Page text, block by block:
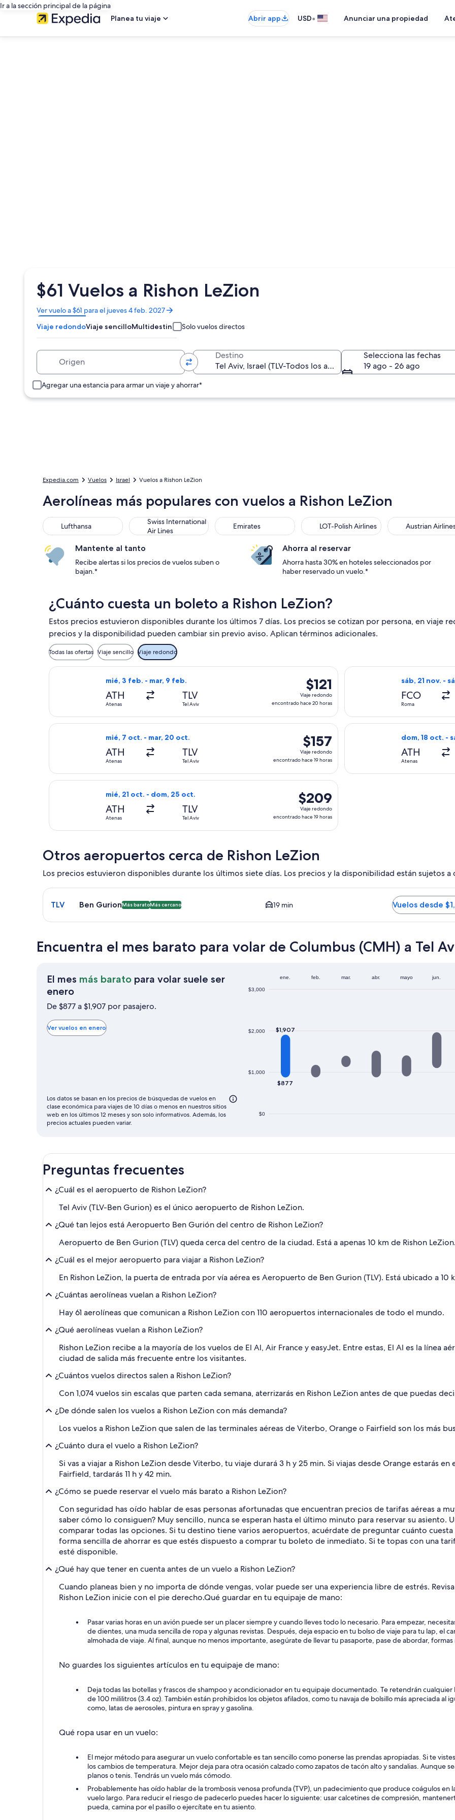
Ir a la sección principal de la página
Planea tu viaje
Abrir app USD• Anunciar una propiedad
$61 Vuelos a Rishon LeZion
Ver vuelo a $61 para el jueves 4 feb. 2027
Se
abrirá
en
una
ventana
Viaje redondoViaje sencilloMultidestino Solo vuelos directos
Destino
Selecciona las fechas
19 ago - 26 ago
Agregar una estancia para armar un viaje y ahorrar*
Expedia.com Vuelos Israel Vuelos a Rishon LeZion
Aerolíneas más populares con vuelos a Rishon LeZion
Lufthansa
Lufthansa
Swiss International
Air Lines
Swiss International Air Lines Emirates
Emirates LOT-Polish Airlines
LOT-Polish Airlines Austrian
Austrian Airlines
Mantente al tanto
Recibe alertas si los precios de vuelos suben o
bajan.*
Ahorra al reservar
Ahorra hasta 30% en hoteles seleccionados por
haber reservado un vuelo.*
¿Cuánto cuesta un boleto a Rishon LeZion?
Estos precios estuvieron disponibles durante los últimos 7 días. Los precios se cotizan por persona, en viaje
precios y la disponibilidad pueden cambiar sin previo aviso. Aplican términos adicionales.
Todas las ofertas Viaje sencillo Viaje redondo
mié, 3 feb. - mar, 9 feb.
ATH
Atenas
TLV
Tel Aviv
$121
Viaje
redondo,
encontrado
hace
20
horas
$121
Viaje redondo
encontrado hace 20 horas
Seleccionar vuelo de Aegean, con salida el mié, 3 feb. desde Atenas hacia Tel Aviv, con regreso
sáb, 21 nov. -
FCO
Roma
Seleccionar
mié, 7 oct. - mar, 20 oct.
ATH
Atenas
TLV
Tel Aviv
$157
Viaje
redondo,
encontrado
hace
19
horas
$157
Viaje redondo
encontrado hace 19 horas
Seleccionar vuelo de Arkia-Israeli Airlines, con salida el mié, 7 oct. desde Atenas hacia Tel
dom, 18 oct. -
ATH
Atenas
Seleccionar
mié, 21 oct. - dom, 25 oct.
ATH
Atenas
TLV
Tel Aviv
$209
Viaje
redondo,
encontrado
19
horas
$209
Viaje redondo
encontrado hace 19 horas
Seleccionar vuelo de Israir, con salida el mié, 21 oct. desde Atenas hacia Tel Aviv, con regreso
Otros aeropuertos cerca de Rishon LeZion
Los precios estuvieron disponibles durante los últimos siete días. Los precios y la disponibilidad están sujetos a
Seleccionar vuelo a Ben Gurion TLV. Opción más barata y cercana disponible. El tiempo promedio del trayecto
TLV Ben GurionMás baratoMás cercano 19 min Vuelos desde
Encuentra el mes barato para volar de Columbus (CMH) a Tel
El mes más barato para volar suele ser
eneroEl
mes
barato
para
De $877 a $1,907 por pasajero.
Ver vuelos en enero
$0
$1,000
$2,000
$3,000
ene. feb. mar. abr. mayo jun.
$877
$1,907
Los datos se basan en los precios de búsquedas de vuelos en
clase económica para viajes de 10 días o menos en nuestros sitios
web en los últimos 12 meses y son solo informativos. Además, los
precios actuales pueden variar.
Preguntas frecuentes
¿Cuál es el aeropuerto de Rishon LeZion?
Tel Aviv (TLV-Ben Gurion) es el único aeropuerto de Rishon LeZion.
¿Qué tan lejos está Aeropuerto Ben Gurión del centro de Rishon LeZion?
Aeropuerto de Ben Gurion (TLV) queda cerca del centro de la ciudad. Está a apenas 10 km de Rishon LeZion.
¿Cuál es el mejor aeropuerto para viajar a Rishon LeZion?
En Rishon LeZion, la puerta de entrada por vía aérea es Aeropuerto de Ben Gurion (TLV). Está ubicado a 10
¿Cuántas aerolíneas vuelan a Rishon LeZion?
Hay 61 aerolíneas que comunican a Rishon LeZion con 110 aeropuertos internacionales de todo el mundo.
¿Qué aerolíneas vuelan a Rishon LeZion?
Rishon LeZion recibe a la mayoría de los vuelos de El Al, Air France y easyJet. Entre estas, El Al es la línea
ciudad de salida más frecuente entre los visitantes.
¿Cuántos vuelos directos salen a Rishon LeZion?
Con 1,074 vuelos sin escalas que parten cada semana, aterrizarás en Rishon LeZion antes de que puedas
¿De dónde salen los vuelos a Rishon LeZion con más demanda?
Los vuelos a Rishon LeZion que salen de las terminales aéreas de Viterbo, Orange o Fairfield son los más
¿Cuánto dura el vuelo a Rishon LeZion?
Si vas a viajar a Rishon LeZion desde Viterbo, tu viaje durará 3 h y 25 min. Si viajas desde Orange estarás
Fairfield, tardarás 11 h y 42 min.
¿Cómo se puede reservar el vuelo más barato a Rishon LeZion?
Con seguridad has oído hablar de esas personas afortunadas que encuentran precios de tarifas aéreas a
saber cómo lo consiguen? Muy sencillo, nunca se esperan hasta el último minuto para reservar su asiento.
comparar todas las opciones. Si tu destino tiene varios aeropuertos, acuérdate de preguntar cuánto
forma sencilla de ahorrar es que estés dispuesto a comprar tu boleto de inmediato. Si te topas con una
esté disponible.
¿Qué hay que tener en cuenta antes de un vuelo a Rishon LeZion?
Cuando planeas bien y no importa de dónde vengas, volar puede ser una experiencia libre de estrés.
Rishon LeZion inicie con el pie derecho.Qué guardar en tu equipaje de mano:
Pasar varias horas en un avión puede ser un placer siempre y cuando lleves todo lo necesario. Para empezar,
de dientes, una muda sencilla de ropa y algunas revistas. Después, deja espacio en tu bolso de viaje para tu lap, el
almohada de viaje. Al final, aunque no menos importante, asegúrate de llevar tu pasaporte, pase de abordar,
No guardes los siguientes artículos en tu equipaje de mano:
Deja todas las botellas y frascos de shampoo y acondicionador en tu equipaje documentado. Te retendrán
de 100 mililitros (3.4 oz). También están prohibidos los objetos afilados, como tu navaja de bolsillo más apreciada al
como, latas de aerosoles, pintura en spray y gasolina.
Qué ropa usar en un vuelo:
El mejor método para asegurar un vuelo confortable es tan sencillo como ponerse las prendas apropiadas. Si te
los cambios de temperatura. Mejor deja para otra ocasión calzado como zapatos de tacón alto y sandalias. Aunque
planos o tenis. Tendrás un vuelo más cómodo.
Probablemente has oído hablar de la trombosis venosa profunda (TVP), un padecimiento que produce coágulos
vuelo largo. Para reducir el riesgo de padecerlo puedes hacer lo siguiente: usar calcetines de compresión,
pueda, camina por el pasillo o ejercítate en tu asiento.